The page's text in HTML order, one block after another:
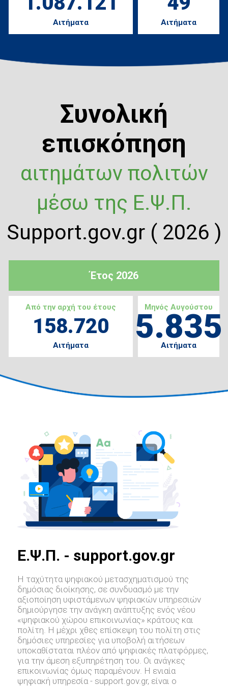
Αιτήματα Αιτήματα
Έτος 2026
Από την αρχή του έτους
158.720
Αιτήματα
Μηνός Αυγούστου
5.835
Αιτήματα
Συνολική
επισκόπηση
αιτημάτων πολιτών
μέσω της Ε.Ψ.Π.
Support.gov.gr ( 2026 )
E.Ψ.Π. - support.gov.gr
Η ταχύτητα ψηφιακού μετασχηματισμού της
δημόσιας διοίκησης, σε συνδυασμό με την
αξιοποίηση υφιστάμενων ψηφιακών υπηρεσιών
δημιούργησε την ανάγκη ανάπτυξης ενός νέου
«ψηφιακού χώρου επικοινωνίας» κράτους και
πολίτη. Η μέχρι χθες επίσκεψη του πολίτη στις
δημόσιες υπηρεσίες για υποβολή αιτήσεων
υποκαθίσταται πλέον από ψηφιακές πλατφόρμες,
για την άμεση εξυπηρέτηση του. Οι ανάγκες
επικοινωνίας όμως παραμένουν. Η ενιαία
ψηφιακή υπηρεσία - support.gov.gr, είναι ο